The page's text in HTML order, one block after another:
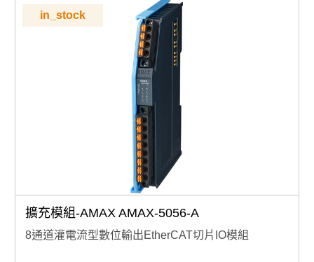
in_stock
擴充模組-AMAX AMAX-5056-A
8通道灌電流型數位輸出EtherCAT切片IO模組